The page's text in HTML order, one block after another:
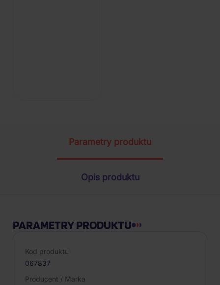
Parametry produktu
Opis produktu
PARAMETRY PRODUKTU
Kod produktu
067837
Producent / Marka